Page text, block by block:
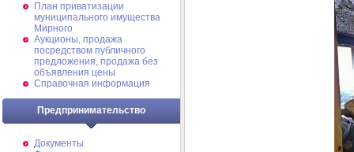
План приватизации
муниципального имущества
Мирного
Аукционы, продажа
посредством публичного
предложения, продажа без
объявления цены
Справочная информация
Предпринимательство
Документы